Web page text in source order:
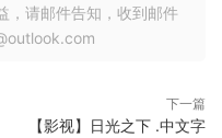
，请邮件告知，收到邮件
下一篇
【影视】日光之下 .中文字